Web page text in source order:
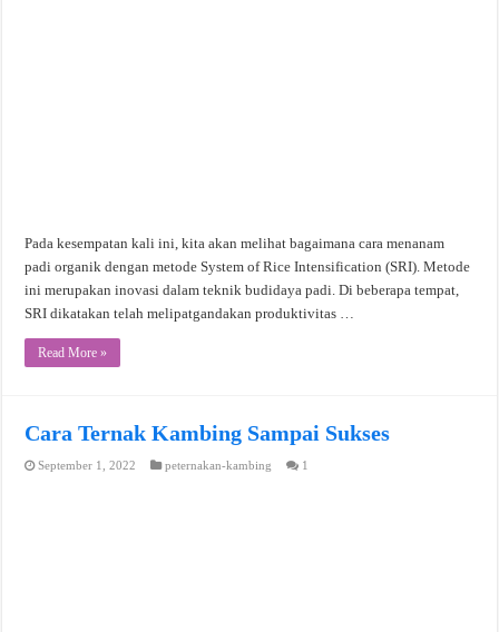
Pada kesempatan kali ini, kita akan melihat bagaimana cara menanam
padi organik dengan metode System of Rice Intensification (SRI). Metode
ini merupakan inovasi dalam teknik budidaya padi. Di beberapa tempat,
SRI dikatakan telah melipatgandakan produktivitas …
Read More »
Cara Ternak Kambing Sampai Sukses
September 1, 2022 peternakan-kambing 1